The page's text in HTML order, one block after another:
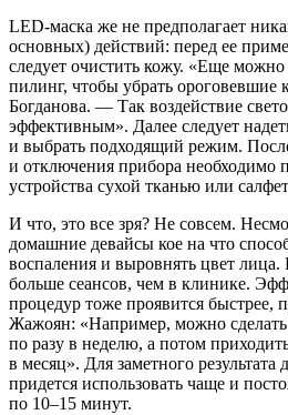
LED-маска же не предполагает
основных) действий: перед ее
следует очистить кожу. «Еще можно
пилинг, чтобы убрать ороговевшие
Богданова. — Так воздействие
эффективным». Далее следует
и выбрать подходящий режим.
и отключения прибора необходимо
устройства сухой тканью или
И что, это все зря? Не совсем.
домашние девайсы кое на что
воспаления и выровнять цвет лица.
больше сеансов, чем в клинике.
процедур тоже проявится быстрее,
Жажоян: «Например, можно сделать
по разу в неделю, а потом
в месяц». Для заметного
придется использовать чаще и
по 10–15 минут.